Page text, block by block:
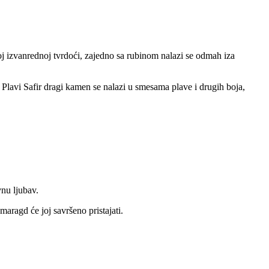
tvrdoći, zajedno sa rubinom nalazi se odmah iza
Safir dragi kamen se nalazi u smesama plave i drugih boja,
ljubav.
će joj savršeno pristajati.